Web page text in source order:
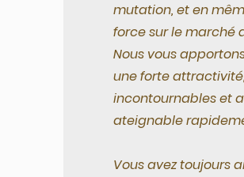
mutation, et en
force sur le marché
Nous vous
une forte
incontournables et
ateignable
Vous avez toujours